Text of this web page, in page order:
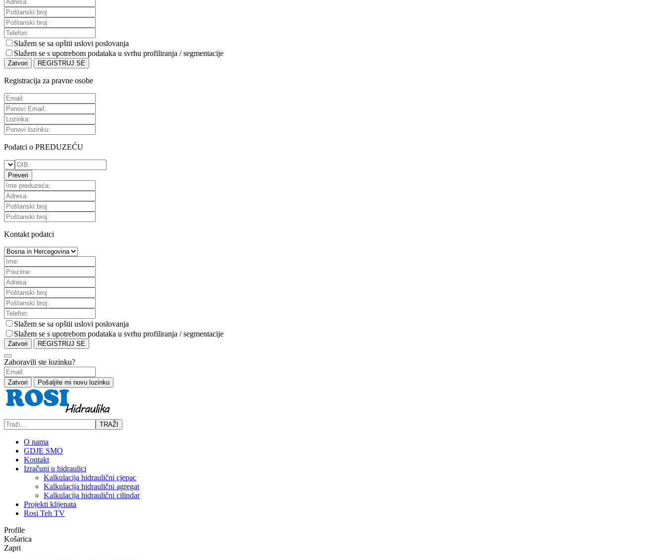
Slažem se sa opštii uslovi poslovanja
Slažem se s upotrebom podataka u svrhu profiliranja / segmentacije
Zatvori REGISTRUJ SE
Registracija za pravne osobe
Podatci o PREDUZEĆU
Preveri
Kontakt podatci
Slažem se sa opštii uslovi poslovanja
Slažem se s upotrebom podataka u svrhu profiliranja / segmentacije
Zatvori REGISTRUJ SE
Zaboravili ste lozinku?
Zatvori Pošaljite mi novu lozinku
TRAŽI
O nama
GDJE SMO
Kontakt
Izračuni u hidraulici
Kalkulacija hidraulični cjepac
Kalkulacija hidraulični agregat
Kalkulacija hidraulični cilindar
Projekti klijenata
Rosi Teh TV
Profile
Košarica
Zapri